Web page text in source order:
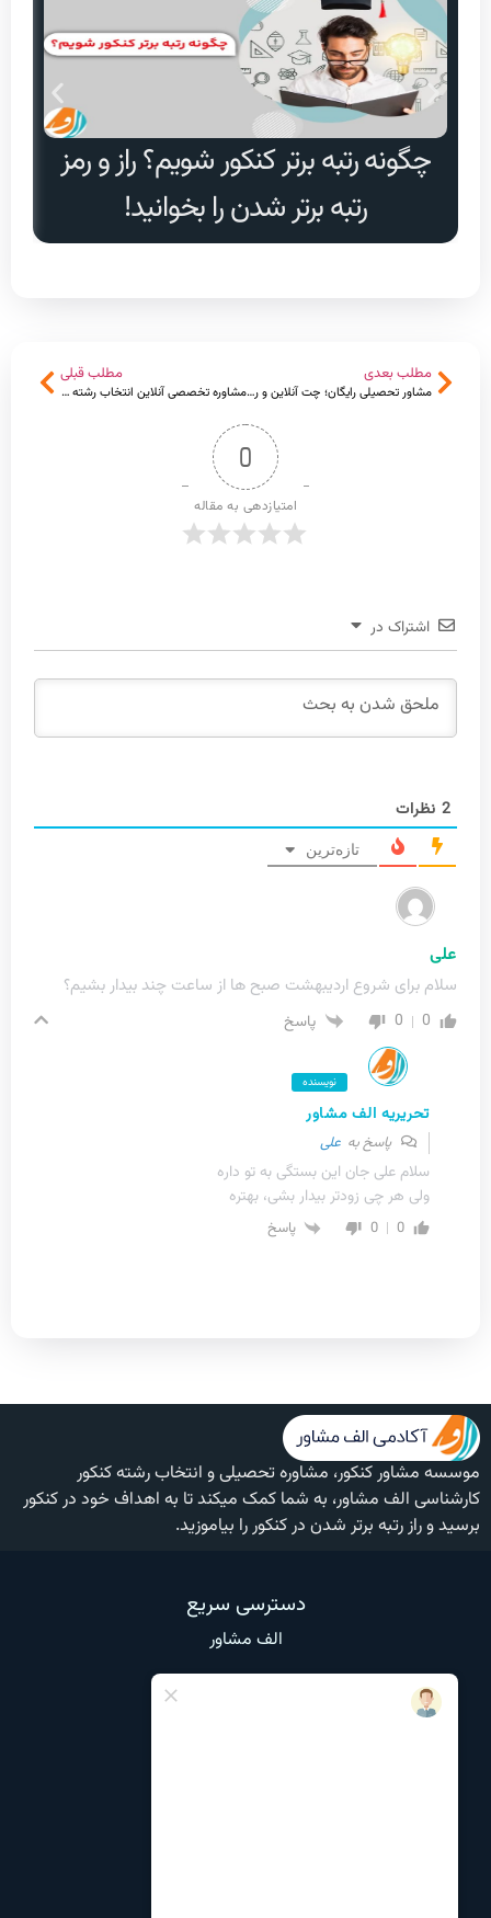
چگونه رتبه برتر کنکور شویم؟ راز و رمز
رتبه برتر شدن را بخوانید!
مطلب بعدی
مشاور تحصیلی رایگان؛ چت آنلاین و راهنمای دریافت مشاوره درسی رایگان
مطلب قبلی
مشاوره تخصصی آنلاین انتخاب رشته نهم به دهم- سال دهم چه رشته‌ای را انتخاب کنم؟
0
امتیازدهی به مقاله
اشتراک در
2 نظرات
تازه‌ترین
علی
سلام برای شروع اردیبهشت صبح ها از ساعت چند بیدار بشیم؟
0
0 پاسخ
نویسنده
تحریریه الف مشاور
پاسخ به علی
سلام علی جان این بستگی به تو داره
ولی هر چی زودتر بیدار بشی، بهتره
0
0 پاسخ
موسسه مشاور کنکور، مشاوره تحصیلی و انتخاب رشته کنکور
کارشناسی الف مشاور، به شما کمک میکند تا به اهداف خود در کنکور
برسید و راز رتبه برتر شدن در کنکور را بیاموزید.
دسترسی سریع
الف مشاور